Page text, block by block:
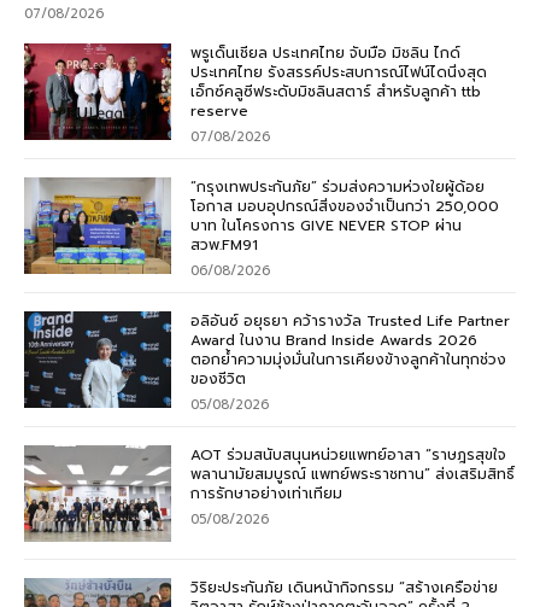
07/08/2026
พรูเด็นเชียล ประเทศไทย จับมือ มิชลิน ไกด์
ประเทศไทย รังสรรค์ประสบการณ์ไฟน์ไดนิ่งสุด
เอ็กซ์คลูซีฟระดับมิชลินสตาร์ สำหรับลูกค้า ttb
reserve
07/08/2026
“กรุงเทพประกันภัย” ร่วมส่งความห่วงใยผู้ด้อย
โอกาส มอบอุปกรณ์สิ่งของจำเป็นกว่า 250,000
บาท ในโครงการ GIVE NEVER STOP ผ่าน
สวพ.FM91
06/08/2026
อลิอันซ์ อยุธยา คว้ารางวัล Trusted Life Partner
Award ในงาน Brand Inside Awards 2026
ตอกย้ำความมุ่งมั่นในการเคียงข้างลูกค้าในทุกช่วง
ของชีวิต
05/08/2026
AOT ร่วมสนับสนุนหน่วยแพทย์อาสา “ราษฎรสุขใจ
พลานามัยสมบูรณ์ แพทย์พระราชทาน” ส่งเสริมสิทธิ์
การรักษาอย่างเท่าเทียม
05/08/2026
วิริยะประกันภัย เดินหน้ากิจกรรม “สร้างเครือข่าย